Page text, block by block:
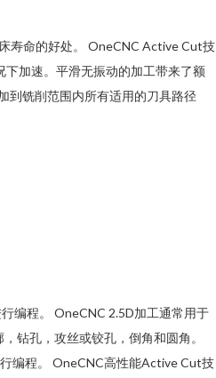
寿命的好处。 OneCNC Active Cut技
下加速。平滑无振动的加工带来了额
到铣削范围内所有适用的刀具路径
编程。 OneCNC 2.5D加工通常用于
钻孔，攻丝或铰孔，倒角和圆角。
编程。 OneCNC高性能Active Cut技